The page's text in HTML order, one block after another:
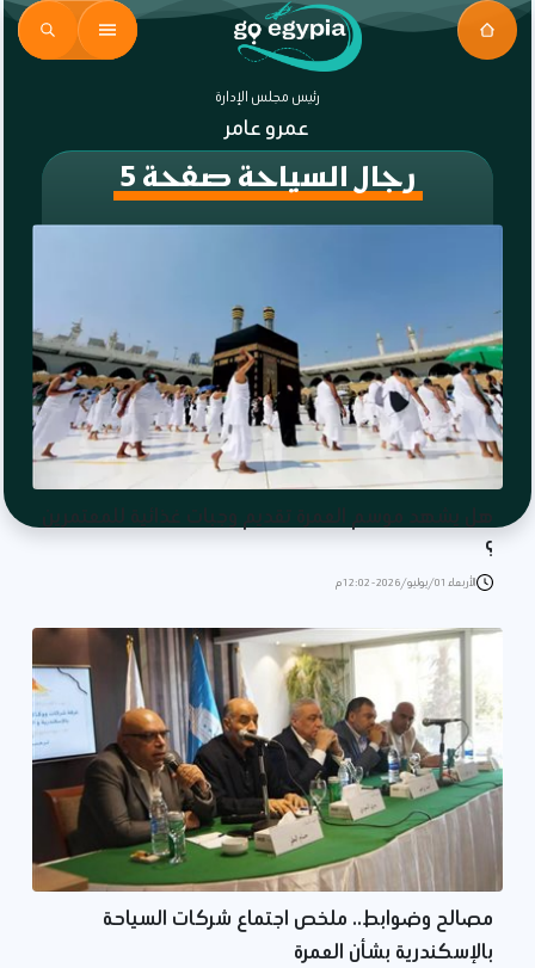
رئيس مجلس الإدارة
عمرو عامر
رجال السياحة صفحة 5
هل يشهد موسم العمرة تقديم وجبات غذائية للمعتمرين
؟
الأربعاء 01/يوليو/2026 - 12:02 م
مصالح وضوابط.. ملخص اجتماع شركات السياحة
بالإسكندرية بشأن العمرة